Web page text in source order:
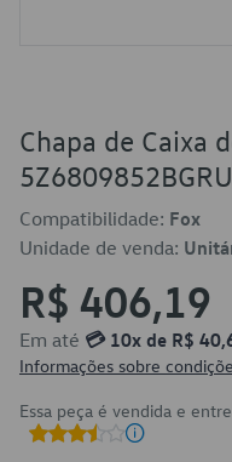
Chapa de Caixa
5Z6809852BGRU
Compatibilidade: Fox
Unidade de venda:
R$ 406,19
Em até 💳 10x de R$
Informações sobre
Essa peça é vendida e